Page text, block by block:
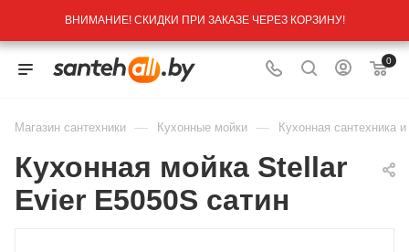
ВНИМАНИЕ! СКИДКИ ПРИ ЗАКАЗЕ ЧЕРЕЗ КОРЗИНУ!
0
Магазин сантехники — Кухонные мойки — Кухонная сантехника
Кухонная мойка Stellar
Evier E5050S сатин